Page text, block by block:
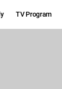
TV Program